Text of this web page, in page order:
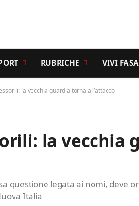
RUBRICHE VIVI
la vecchia guardia torna all’attacco
la vecchia
questione legata ai nomi, deve
Italia